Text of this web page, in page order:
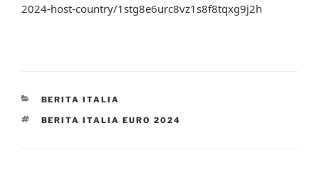
2024-host-country/1stg8e6urc8vz1s8f8tqxg9j2h
CATEGORIES
BERITA ITALIA
TAGS
BERITA ITALIA EURO 2024